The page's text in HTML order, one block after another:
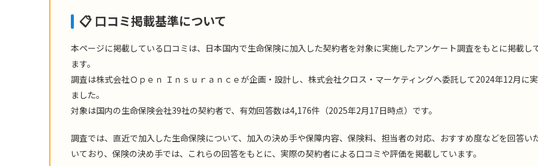
📋 口コミ掲載基準について
本ページに掲載している口コミは、日本国内で生命保険に加入した契約者を対象に実施したアンケート調査をもとに掲載し
ます。
調査は株式会社Ｏｐｅｎ Ｉｎｓｕｒａｎｃｅが企画・設計し、株式会社クロス・マーケティングへ委託して2024年12月に
ました。
対象は国内の生命保険会社39社の契約者で、有効回答数は4,176件（2025年2月17日時点）です。
調査では、直近で加入した生命保険について、加入の決め手や保障内容、保険料、担当者の対応、おすすめ度などを回答い
いており、保険の決め手では、これらの回答をもとに、実際の契約者による口コミや評価を掲載しています。